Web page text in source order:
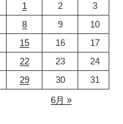
1
2
3
8 9
10
15 16
17
22 23
24
29 30
31
6月 »